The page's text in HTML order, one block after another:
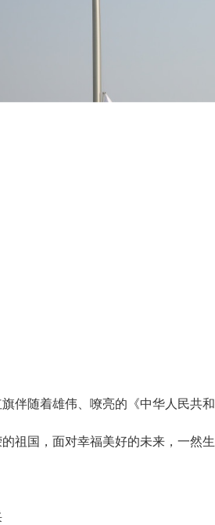
伴随着雄伟、嘹亮的《中华人民共
祖国，面对幸福美好的未来，一然